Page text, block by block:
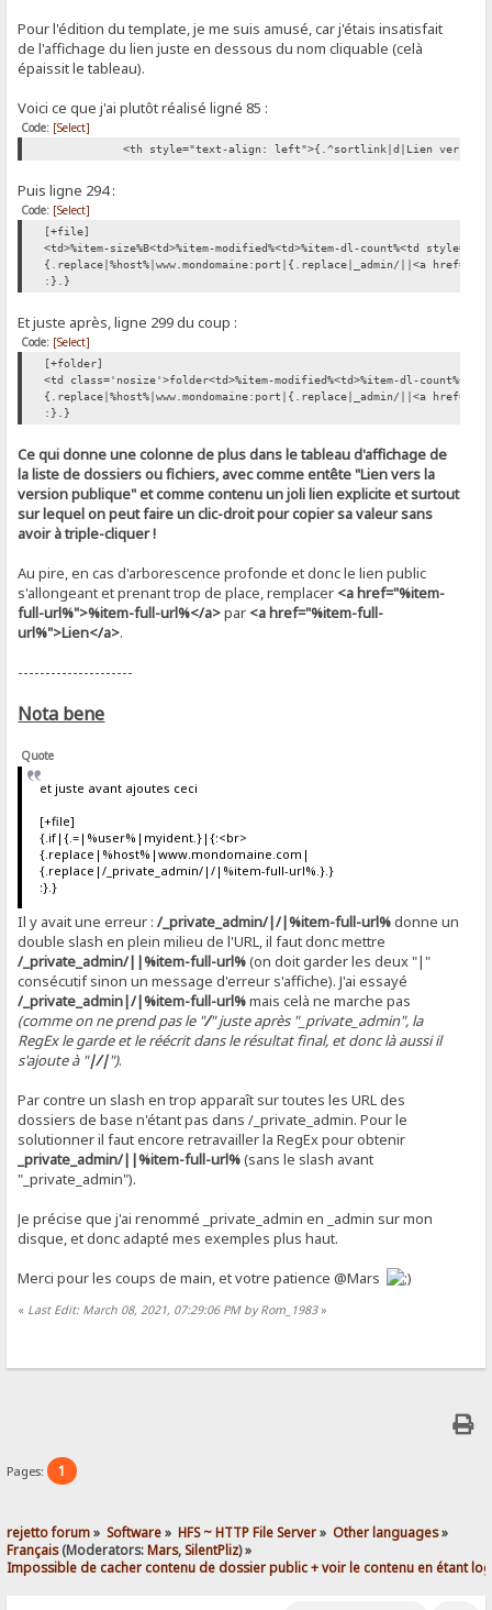
Pour l'édition du template, je me suis amusé, car j'étais insatisfait
de l'affichage du lien juste en dessous du nom cliquable (celà
épaissit le tableau).
Voici ce que j'ai plutôt réalisé ligné 85 :
Code: [Select]
<th style="text-align: left">{.^sortlink|d|Lien vers la
Puis ligne 294 :
Code: [Select]
[+file]
<td>%item-size%B<td>%item-modified%<td>%item-dl-count%<td
{.replace|%host%|www.mondomaine:port|{.replace|_admin/||<a
:}.}
Et juste après, ligne 299 du coup :
Code: [Select]
[+folder]
<td class='nosize'>folder<td>%item-modified%<td>%item-dl-
{.replace|%host%|www.mondomaine:port|{.replace|_admin/||<a
:}.}
Ce qui donne une colonne de plus dans le tableau d'affichage de
la liste de dossiers ou fichiers, avec comme entête "Lien vers la
version publique" et comme contenu un joli lien explicite et surtout
sur lequel on peut faire un clic-droit pour copier sa valeur sans
avoir à triple-cliquer !
Au pire, en cas d'arborescence profonde et donc le lien public
s'allongeant et prenant trop de place, remplacer <a href="%item-
full-url%">%item-full-url%</a>par <a href="%item-full-
url%">Lien</a>.
---------------------
Nota bene
Quote
et juste avant ajoutes ceci
[+file]
{.if|{.=|%user%|myident.}|{:<br>
{.replace|%host%|www.mondomaine.com|
{.replace|/_private_admin/|/|%item-full-url%.}.}
:}.}
Il y avait une erreur :/_private_admin/|/|%item-full-url%donne un
double slash en plein milieu de l'URL, il faut donc mettre
/_private_admin/||%item-full-url%(on doit garder les deux "|"
consécutif sinon un message d'erreur s'affiche). J'ai essayé
/_private_admin|/|%item-full-url%mais celà ne marche pas
(comme on ne prend pas le "/" juste après "_private_admin", la
RegEx le garde et le réécrit dans le résultat final, et donc là aussi il
s'ajoute à "|/|").
Par contre un slash en trop apparaît sur toutes les URL des
dossiers de base n'étant pas dans /_private_admin. Pour le
solutionner il faut encore retravailler la RegEx pour obtenir
_private_admin/||%item-full-url%(sans le slash avant
"_private_admin").
Je précise que j'ai renommé _private_admin en _admin sur mon
disque, et donc adapté mes exemples plus haut.
Merci pour les coups de main, et votre patience @Mars
« Last Edit: March 08, 2021, 07:29:06 PM by Rom_1983»
Pages: 1
rejetto forum» Software» HFS ~ HTTP File Server» Other languages»
Français(Moderators:Mars,SilentPliz) »
Impossible de cacher contenu de dossier public + voir le contenu en étant